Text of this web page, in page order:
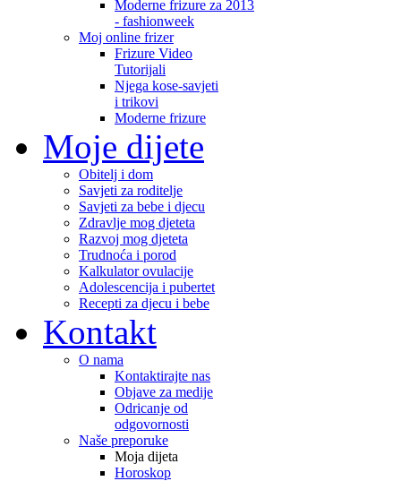
Moderne frizure za 2013
- fashionweek
Moj online frizer
Frizure Video
Tutorijali
Njega kose-savjeti
i trikovi
Moderne frizure
Moje dijete
Obitelj i dom
Savjeti za roditelje
Savjeti za bebe i djecu
Zdravlje mog djeteta
Razvoj mog djeteta
Trudnoća i porod
Kalkulator ovulacije
Adolescencija i pubertet
Recepti za djecu i bebe
Kontakt
O nama
Kontaktirajte nas
Objave za medije
Odricanje od
odgovornosti
Naše preporuke
Moja dijeta
Horoskop